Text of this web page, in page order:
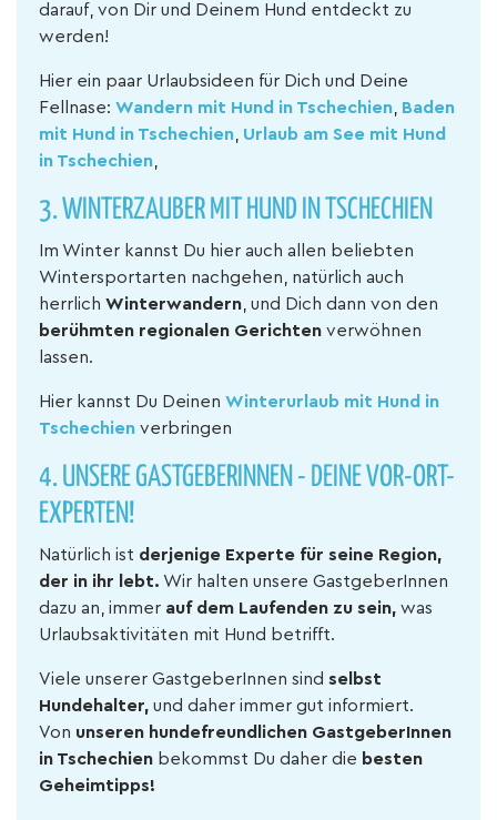
darauf, von Dir und Deinem Hund entdeckt zu
werden!
Hier ein paar Urlaubsideen für Dich und Deine
Fellnase: Wandern mit Hund in Tschechien Baden
mit Hund in Tschechien Urlaub am See mit Hund
in Tschechien
3. WINTERZAUBER MIT HUND IN TSCHECHIEN
Im Winter kannst Du hier auch allen beliebten
Wintersportarten nachgehen, natürlich auch
herrlich Winterwandern , und Dich dann von den
berühmten regionalen Gerichten verwöhnen
lassen.
Hier kannst Du Deinen Winterurlaub mit Hund in
Tschechien verbringen
4. UNSERE GASTGEBERINNEN - DEINE VOR-ORT-
EXPERTEN!
Natürlich ist derjenige Experte für seine Region,
der in ihr lebt. Wir halten unsere GastgeberInnen
dazu an, immer auf dem Laufenden zu sein, was
Urlaubsaktivitäten mit Hund betrifft.
Viele unserer GastgeberInnen sind selbst
Hundehalter, und daher immer gut informiert.
Von unseren hundefreundlichen GastgeberInnen
in Tschechien bekommst Du daher die besten
Geheimtipps!